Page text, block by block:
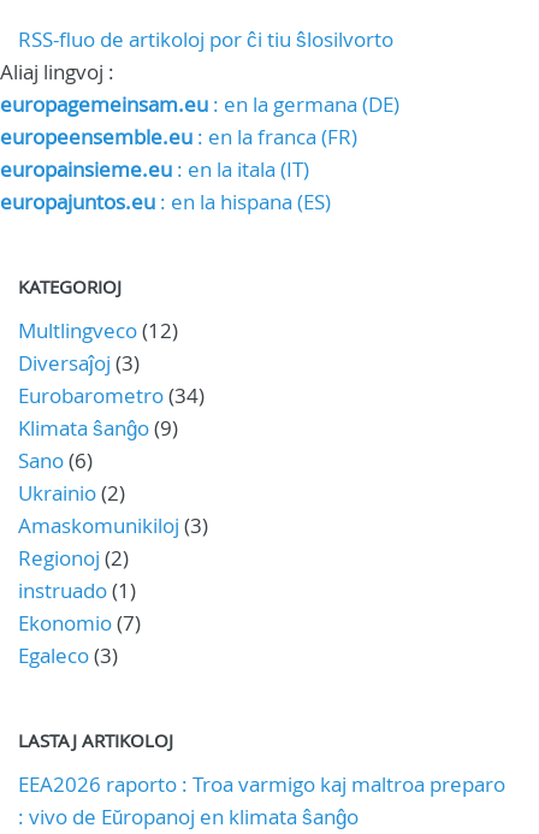
RSS-fluo de artikoloj por ĉi tiu ŝlosilvorto
Aliaj lingvoj :
europagemeinsam.eu : en la germana (DE)
europeensemble.eu : en la franca (FR)
europainsieme.eu : en la itala (IT)
europajuntos.eu : en la hispana (ES)
KATEGORIOJ
Multlingveco(12)
Diversaĵoj (3)
Eurobarometro(34)
Klimata ŝanĝo(9)
Sano(6)
Ukrainio(2)
Amaskomunikiloj (3)
Regionoj (2)
instruado(1)
Ekonomio(7)
Egaleco(3)
LASTAJ ARTIKOLOJ
EEA2026 raporto : Troa varmigo kaj maltroa preparo
: vivo de Eŭropanoj en klimata ŝanĝo